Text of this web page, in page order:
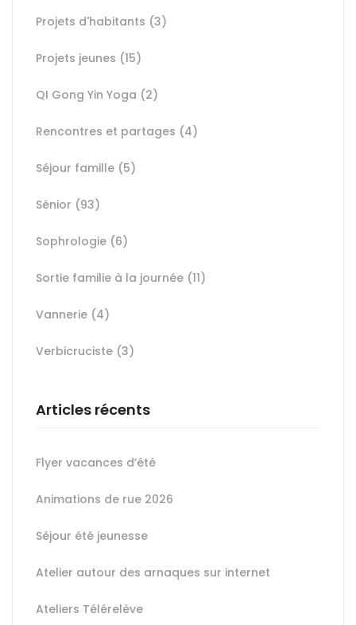
Projets d'habitants (3)
Projets jeunes (15)
QI Gong Yin Yoga (2)
Rencontres et partages (4)
Séjour famille (5)
Sénior (93)
Sophrologie (6)
Sortie familie à la journée (11)
Vannerie (4)
Verbicruciste (3)
Articles récents
Flyer vacances d’été
Animations de rue 2026
Séjour été jeunesse
Atelier autour des arnaques sur internet
Ateliers Télérelève